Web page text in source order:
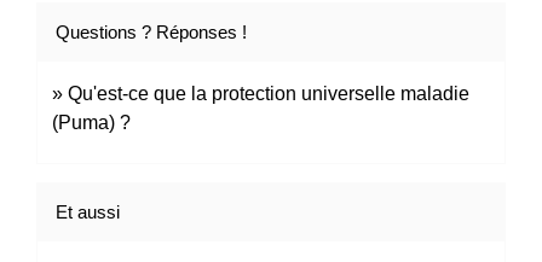
Questions ? Réponses !
Qu'est-ce que la protection universelle maladie
(Puma) ?
Et aussi